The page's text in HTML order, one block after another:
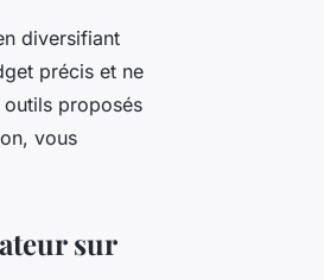
diversifiant
précis et ne
outils proposés
vous
sur